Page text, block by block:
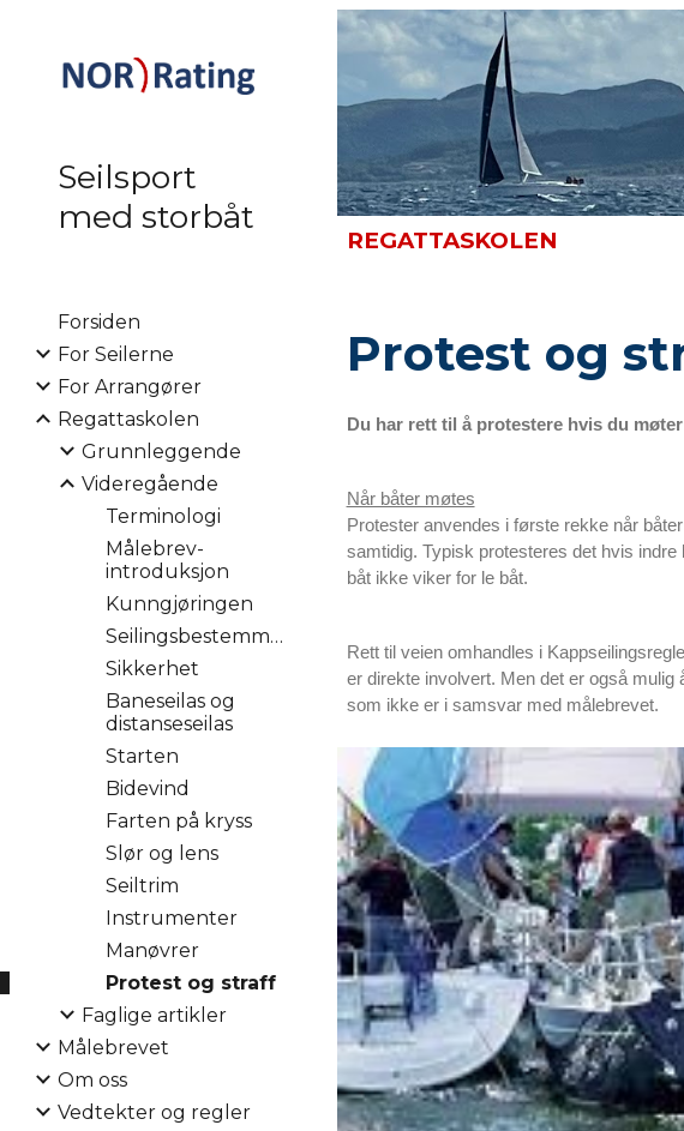
Skip to main content
Seilsport
med storbåt
Forsiden
For Seilerne
For Arrangører
Regattaskolen
Grunnleggende
Videregående
Terminologi
Målebrev-
introduksjon
Kunngjøringen
Seilingsbestemmelsene
Sikkerhet
Baneseilas og
distanseseilas
Starten
Bidevind
Farten på kryss
Slør og lens
Seiltrim
Instrumenter
Manøvrer
Protest og straff
Faglige artikler
Målebrevet
Om oss
Vedtekter og regler
REGATTASKOLEN
Protest og
Du har rett til å protestere hvis du
Når båter møtes
Protester anvendes i første rekke når
samtidig. Typisk protesteres det hvis
båt ikke viker for le båt.
Rett til veien omhandles i
er direkte involvert. Men det er også
som ikke er i samsvar med målebrevet.